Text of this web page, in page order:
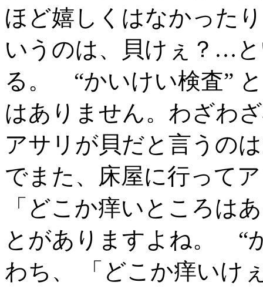
ほど嬉しくはなかった
いうのは、貝けぇ？…
る。 “かいけい検査”
はありません。わざわ
アサリが貝だと言うの
でまた、床屋に行って
「どこか痒いところは
とがありますよね。 “
わち、 「どこか痒いけ